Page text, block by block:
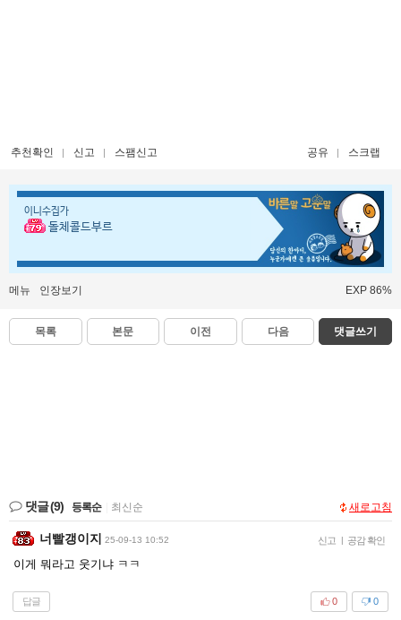
추천확인 신고 스팸신고 공유 스크랩
이니수집가
돌체콜드부르
메뉴 인장보기 EXP 86%
목록 본문 이전 다음 댓글쓰기
댓글(9) 등록순 최신순 새로고침
너빨갱이지 25-09-13 10:52 신고 | 공감 확인
이게 뭐라고 웃기냐 ㅋㅋ
답글 0
0